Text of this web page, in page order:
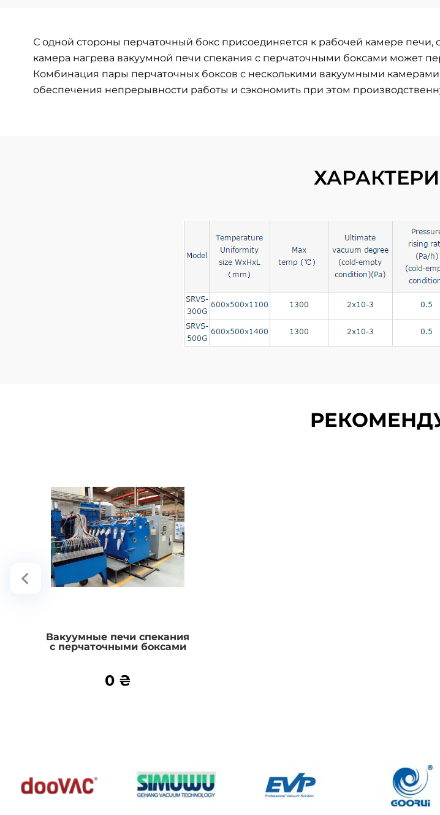
С одной стороны перчаточный бокс присоединяется к рабочей камере печи,
камера нагрева вакуумной печи спекания с перчаточными боксами может
Комбинация пары перчаточных боксов с несколькими вакуумными
обеспечения непрерывности работы и сэкономить при этом
Вакуумные печи спекания
с перчаточными боксами
0 ₴
С одной стороны перчаточный бокс
присоединяется к рабочей камере
печи, с другой стороны осуществл..
Подробнее
0 ₴